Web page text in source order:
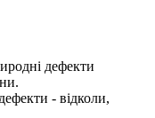
дефекти
- відколи,